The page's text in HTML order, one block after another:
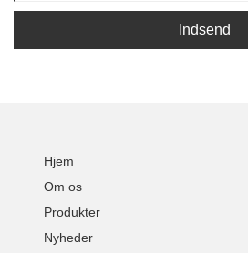
Indsend
Hjem
Om os
Produkter
Nyheder